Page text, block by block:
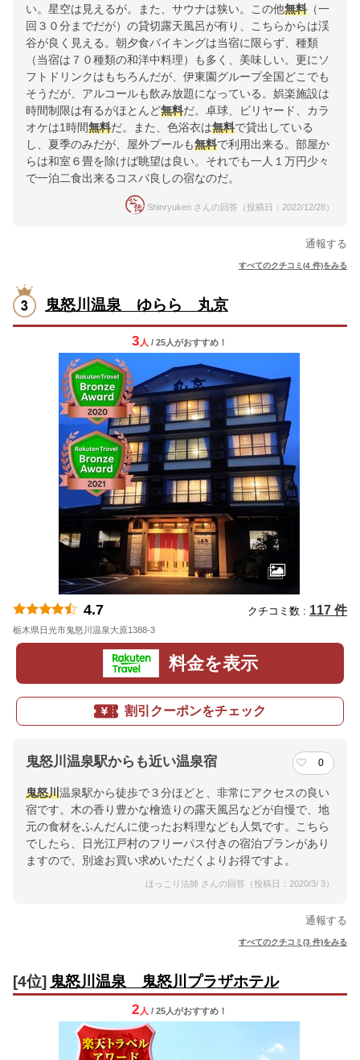
い。星空は見えるが。また、サウナは狭い。この他無料（一
回３０分までだが）の貸切露天風呂が有り、こちらからは渓
谷が良く見える。朝夕食バイキングは当宿に限らず、種類
（当宿は７０種類の和洋中料理）も多く、美味しい。更にソ
フトドリンクはもちろんだが、伊東園グループ全国どこでも
そうだが、アルコールも飲み放題になっている。娯楽施設は
時間制限は有るがほとんど無料だ。卓球、ビリヤード、カラ
オケは1時間無料だ。また、色浴衣は無料で貸出している
し、夏季のみだが、屋外プールも無料で利用出来る。部屋か
らは和室６畳を除けば眺望は良い。それでも一人１万円少々
で一泊二食出来るコスパ良しの宿なのだ。
Shinryuken さんの回答（投稿日：2022/12/28）
通報する
すべてのクチコミ(4 件)をみる
鬼怒川温泉 ゆらら 丸京
3 人 / 25人がおすすめ！
4.7 クチコミ数 : 117 件
栃木県日光市鬼怒川温泉大原1388-3
料金を表示
割引クーポンをチェック
鬼怒川温泉駅からも近い温泉宿 0
鬼怒川温泉駅から徒歩で３分ほどと、非常にアクセスの良い
宿です。木の香り豊かな檜造りの露天風呂などが自慢で、地
元の食材をふんだんに使ったお料理なども人気です。こちら
でしたら、日光江戸村のフリーパス付きの宿泊プランがあり
ますので、別途お買い求めいただくよりお得ですよ。
ほっこり法師 さんの回答（投稿日：2020/3/ 3）
通報する
すべてのクチコミ(3 件)をみる
[4位] 鬼怒川温泉 鬼怒川プラザホテル
2 人 / 25人がおすすめ！